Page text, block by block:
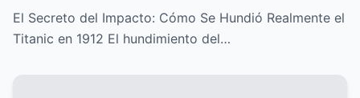
El Secreto del Impacto: Cómo Se Hundió Realmente el
Titanic en 1912 El hundimiento del…